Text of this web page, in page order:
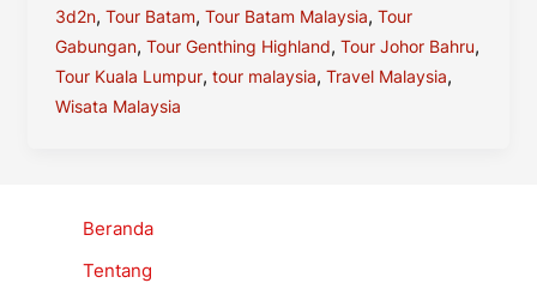
Dari
Batam
Open
Trip
3d2n, Tour Batam, Tour Batam Malaysia, Tour
Gabungan, Tour Genthing Highland, Tour Johor Bahru,
Tour Kuala Lumpur, tour malaysia, Travel Malaysia,
Wisata Malaysia
Beranda
Tentang